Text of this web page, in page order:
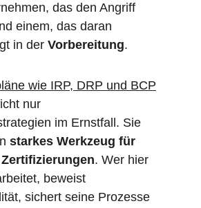
das den Angriff
einem, das daran
in der Vorbereitung.
wie IRP, DRP und BCP
nur
im Ernstfall. Sie
starkes Werkzeug für
. Wer hier
beweist
sichert seine Prozesse